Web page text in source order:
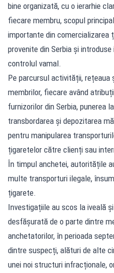
bine organizată, cu o ierarhie
fiecare membru, scopul
importante din comercializarea
provenite din Serbia și
controlul vamal.
Pe parcursul activității, rețeaua
membrilor, fiecare având
furnizorilor din Serbia, punerea
transbordarea și depozitarea
pentru manipularea
țigaretelor către clienți sau
În timpul anchetei, autoritățile
multe transporturi ilegale,
țigarete.
Investigațiile au scos la iveală
desfășurată de o parte dintre
anchetatorilor, în perioada
dintre suspecți, alături de alte
unei noi structuri infracționale,